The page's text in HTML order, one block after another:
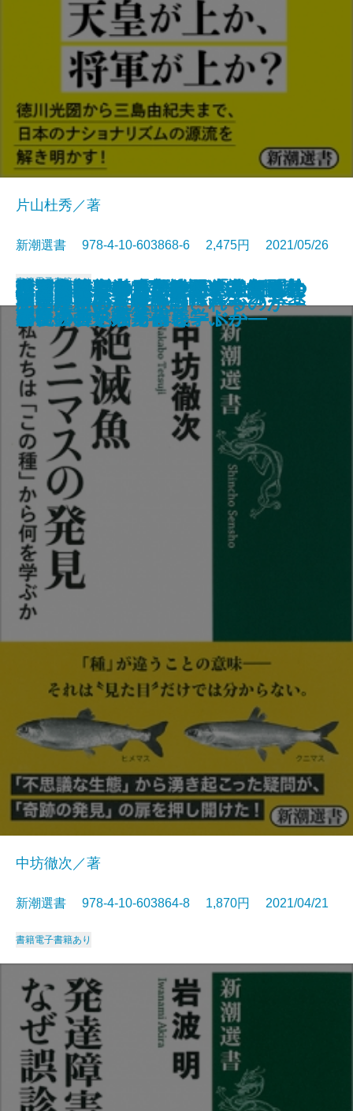
考える親鸞―「私は間違ってい
る」から始まる思想―
私の親鸞―孤独に寄りそうひと―
「海の民」の日本神話―古代ヤポ
ネシア表通りをゆく―
謎ときサリンジャー―「自殺」し
たのは誰なのか―
言論統制というビジネス―新聞社
史から消された「戦争」―
漂流者は何を食べていたか
日本を寿ぐ―九つの講演―
死にかた論
社会思想としてのクラシック音楽
尊皇攘夷―水戸学の四百年―
片山杜秀／著
新潮選書 978-4-10-603868-6 2,475円 2021/05/26
書籍電子書籍あり
絶滅魚クニマスの発見―私たちは
「この種」から何を学ぶか―
中坊徹次／著
新潮選書 978-4-10-603864-8 1,870円 2021/04/21
書籍電子書籍あり
発達障害はなぜ誤診されるのか
世界は善に満ちている―トマス・
アクィナス哲学講義―
ふだん使いの言語学―「ことばの
基礎力」を鍛えるヒント―
不寛容論―アメリカが生んだ「共
存」の哲学―
明治維新の意味
予測学―未来はどこまで読めるの
か―
悪党たちの大英帝国
政治改革再考―変貌を遂げた国家
の軌跡―
心を病んだらいけないの？―うつ
病社会の処方箋―